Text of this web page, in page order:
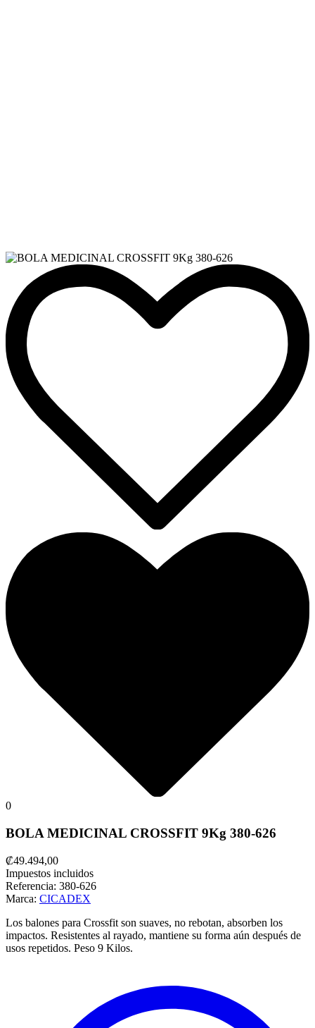
0
BOLA MEDICINAL CROSSFIT 9Kg 380-626
₡49.494,00
Impuestos incluidos
Referencia: 380-626
Marca: CICADEX
Los balones para Crossfit son suaves, no rebotan, absorben los
impactos. Resistentes al rayado, mantiene su forma aún después de
usos repetidos. Peso 9 Kilos.